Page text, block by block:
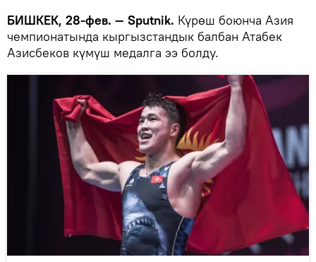
БИШКЕК, 28-фев. — Sputnik. Күрөш боюнча Азия
чемпионатында кыргызстандык балбан Атабек
Азисбеков күмүш медалга ээ болду.